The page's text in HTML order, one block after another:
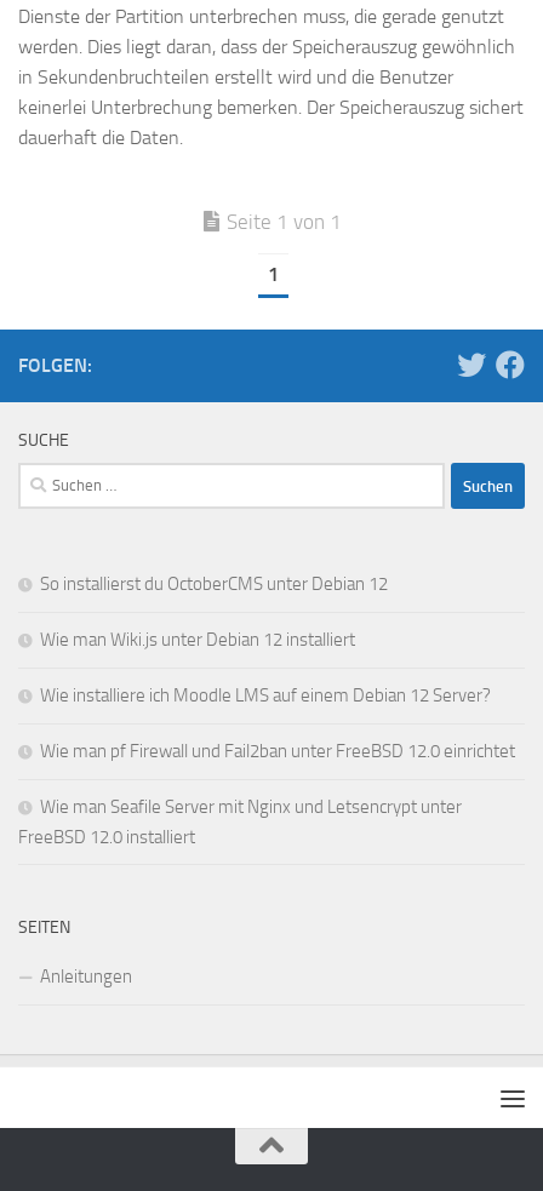
Dienste der Partition unterbrechen muss, die gerade genutzt
werden. Dies liegt daran, dass der Speicherauszug gewöhnlich
in Sekundenbruchteilen erstellt wird und die Benutzer
keinerlei Unterbrechung bemerken. Der Speicherauszug sichert
dauerhaft die Daten.
Seite 1 von 1
1
FOLGEN:
SUCHE
Suchen
nach:
So installierst du OctoberCMS unter Debian 12
Wie man Wiki.js unter Debian 12 installiert
Wie installiere ich Moodle LMS auf einem Debian 12 Server?
Wie man pf Firewall und Fail2ban unter FreeBSD 12.0 einrichtet
Wie man Seafile Server mit Nginx und Letsencrypt unter
FreeBSD 12.0 installiert
SEITEN
Anleitungen